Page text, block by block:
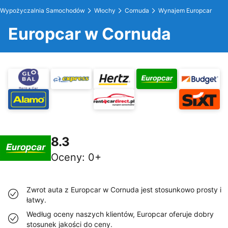
Wypożyczalnia Samochodów Włochy Cornuda Wynajem Europcar
Europcar w Cornuda
8.3
Oceny: 0+
Zwrot auta z Europcar w Cornuda jest stosunkowo prosty i
łatwy.
Według oceny naszych klientów, Europcar oferuje dobry
stosunek jakości do ceny.